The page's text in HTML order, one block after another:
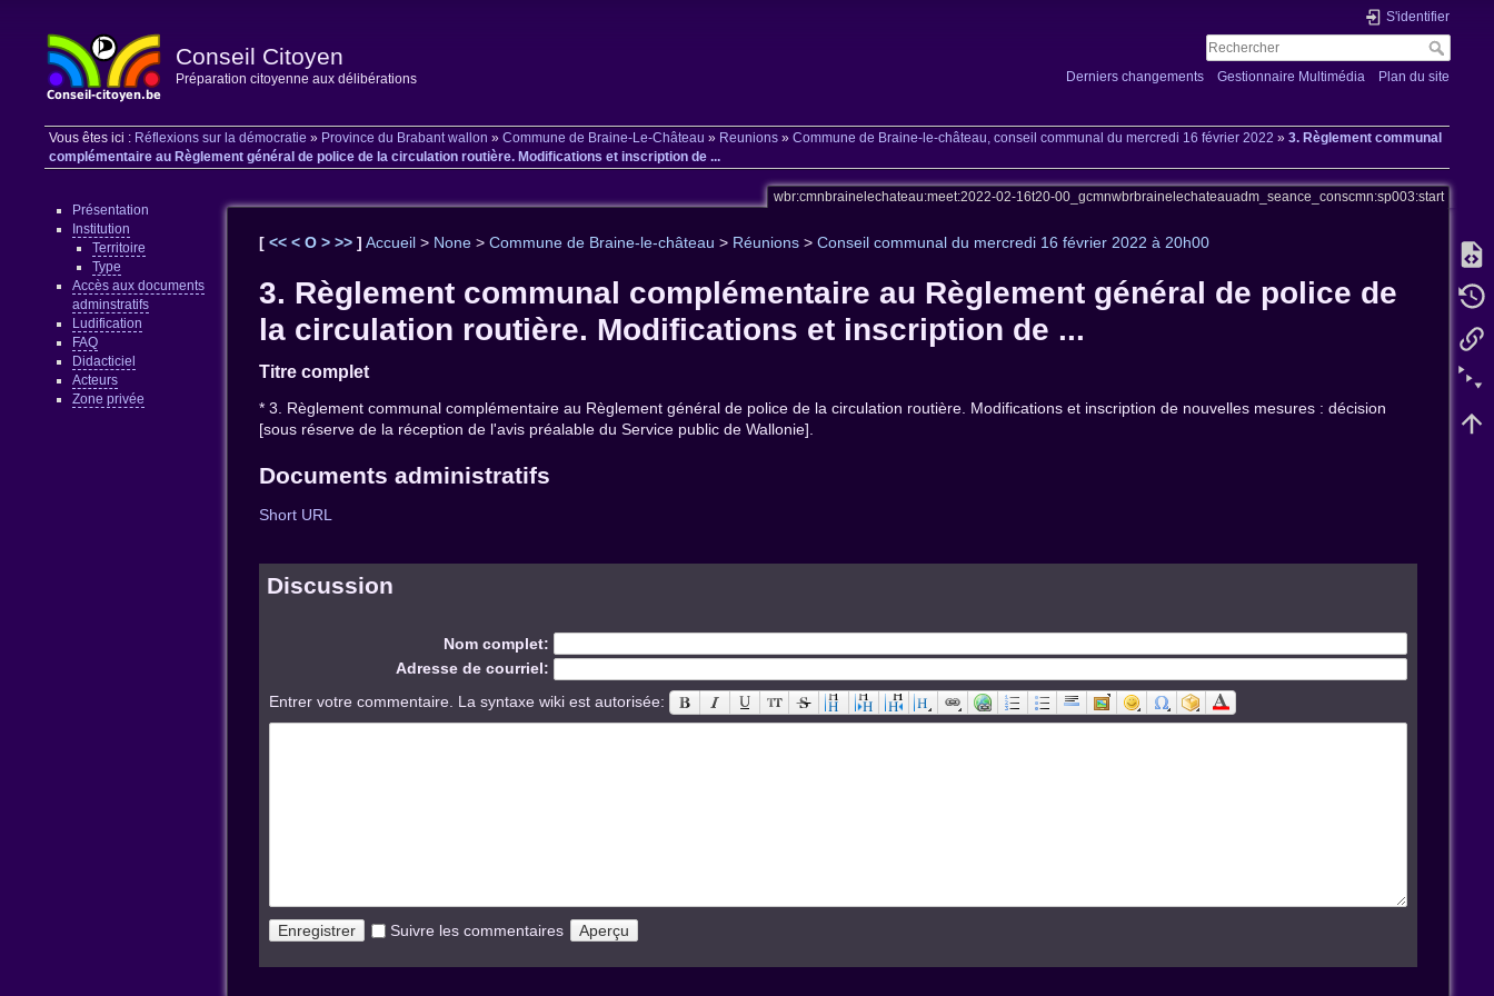
Conseil Citoyen
Préparation citoyenne aux délibérations
S'identifier
Derniers changements Gestionnaire Multimédia Plan du site
Vous êtes ici : Réflexions sur la démocratie » Province du Brabant wallon »Commune de Braine-Le-Château » Reunions »Commune de Braine-le-château, conseil communal du mercredi 16 février 2022 »3. Règlement communal
complémentaire au Règlement général de police de la circulation routière. Modifications et inscription de ...
Présentation
Institution
Territoire
Type
Accès aux documents
adminstratifs
Ludification
FAQ
Didacticiel
Acteurs
Zone privée
wbr:cmnbrainelechateau:meet:2022-02-16t20-00_gcmnwbrbrainelechateauadm_seance_conscmn:sp003:start
[<<<O>>>] Accueil > None >Commune de Braine-le-château > Réunions >Conseil communal du mercredi 16 février 2022 à 20h00
3. Règlement communal complémentaire au Règlement général de police de
la circulation routière. Modifications et inscription de ...
Titre complet
* 3. Règlement communal complémentaire au Règlement général de police de la circulation routière. Modifications et inscription de nouvelles mesures : décision
[sous réserve de la réception de l'avis préalable du Service public de Wallonie].
Documents administratifs
Short URL
Discussion
Nom complet:
Adresse de courriel:
Entrer votre commentaire. La syntaxe wiki est autorisée:
Suivre les commentaires